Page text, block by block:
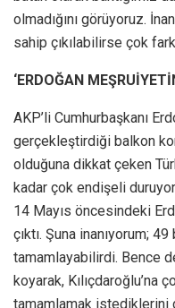
olmadığını görüyoruz.
sahip çıkılabilirse çok
‘ERDOĞAN
AKP’li Cumhurbaşkanı
gerçekleştirdiği balkon
olduğuna dikkat çeken
kadar çok endişeli
14 Mayıs öncesindeki
çıktı. Şuna inanıyorum;
tamamlayabilirdi. Bence
koyarak, Kılıçdaroğlu’na
tamamlamak istediklerini